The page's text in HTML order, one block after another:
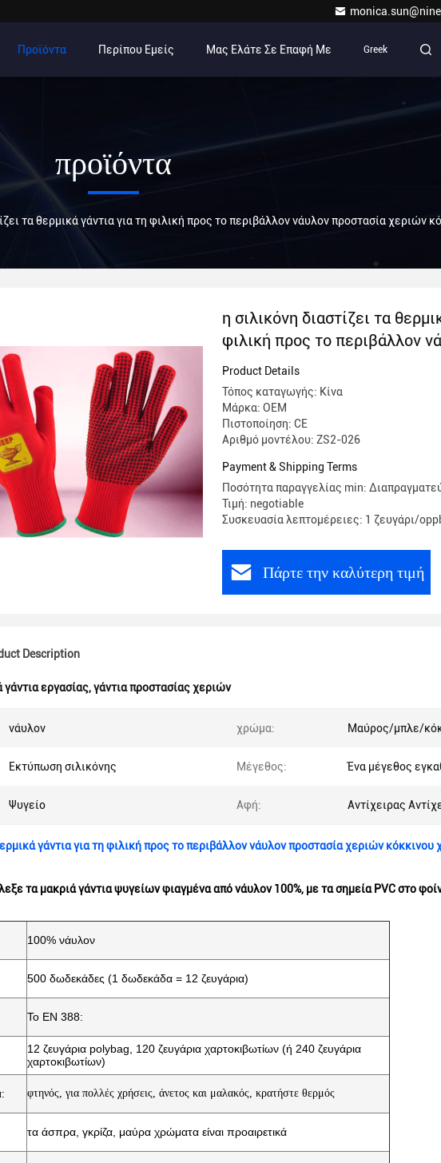
Προϊόντα Περίπου Εμείς Μας Ελάτε Σε Επαφή Με Greek
προϊόντα
τα θερμικά γάντια για τη φιλική προς το περιβάλλον νάυλον προστασία χεριών
η σιλικόνη διαστίζει τα
φιλική προς το περιβάλλον
χεριών κόκκινου χρώματος
ψυκτήρων
Product Details
Τόπος καταγωγής: Κίνα
Μάρκα: OEM
Πιστοποίηση: CE
Αριθμό μοντέλου: ZS2-026
Payment & Shipping Terms
Ποσότητα παραγγελίας min:
Τιμή: negotiable
Συσκευασία λεπτομέρειες: 1 ζευγάρι/
Πάρτε την καλύτερη τιμή
Description
γάντια εργασίας,γάντια προστασίας χεριών
νάυλον χρώμα: Μαύρος/μπλε/
Εκτύπωση σιλικόνης Μέγεθος: Ένα μέγεθος
Ψυγείο Αφή: Αντίχειρας
γάντια για τη φιλική προς το περιβάλλον νάυλον προστασία χεριών
τα μακριά γάντια ψυγείων φιαγμένα από νάυλον 100%, με τα σημεία PVC στο
100% νάυλον
500 δωδεκάδες (1 δωδεκάδα = 12 ζευγάρια)
Το EN 388:
12 ζευγάρια polybag, 120 ζευγάρια χαρτοκιβωτίων (ή 240 ζευγάρια
χαρτοκιβωτίων)
φτηνός, για πολλές χρήσεις, άνετος και μαλακός, κρατήστε θερμός
τα άσπρα, γκρίζα, μαύρα χρώματα είναι προαιρετικά